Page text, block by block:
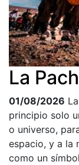
La
01/08/2026
principio solo
o universo,
espacio, y a la
como un